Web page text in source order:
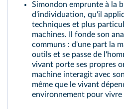
Simondon emprunte à la
d'individuation, qu'il
techniques et plus
machines. Il fonde son
communs : d'une part la
outils et se passe de
vivant porte ses propres
machine interagit avec
même que le vivant
environnement pour vivre